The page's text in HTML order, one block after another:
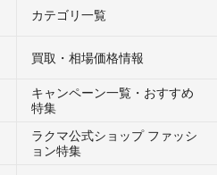
カテゴリ一覧
買取・相場価格情報
キャンペーン一覧・おすすめ
特集
ラクマ公式ショップ ファッシ
ョン特集